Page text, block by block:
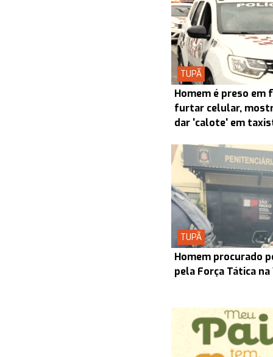
TUPÃ
Homem é preso
furtar celular,
dar 'calote' em
TUPÃ
Homem procurado
pela Força Tática